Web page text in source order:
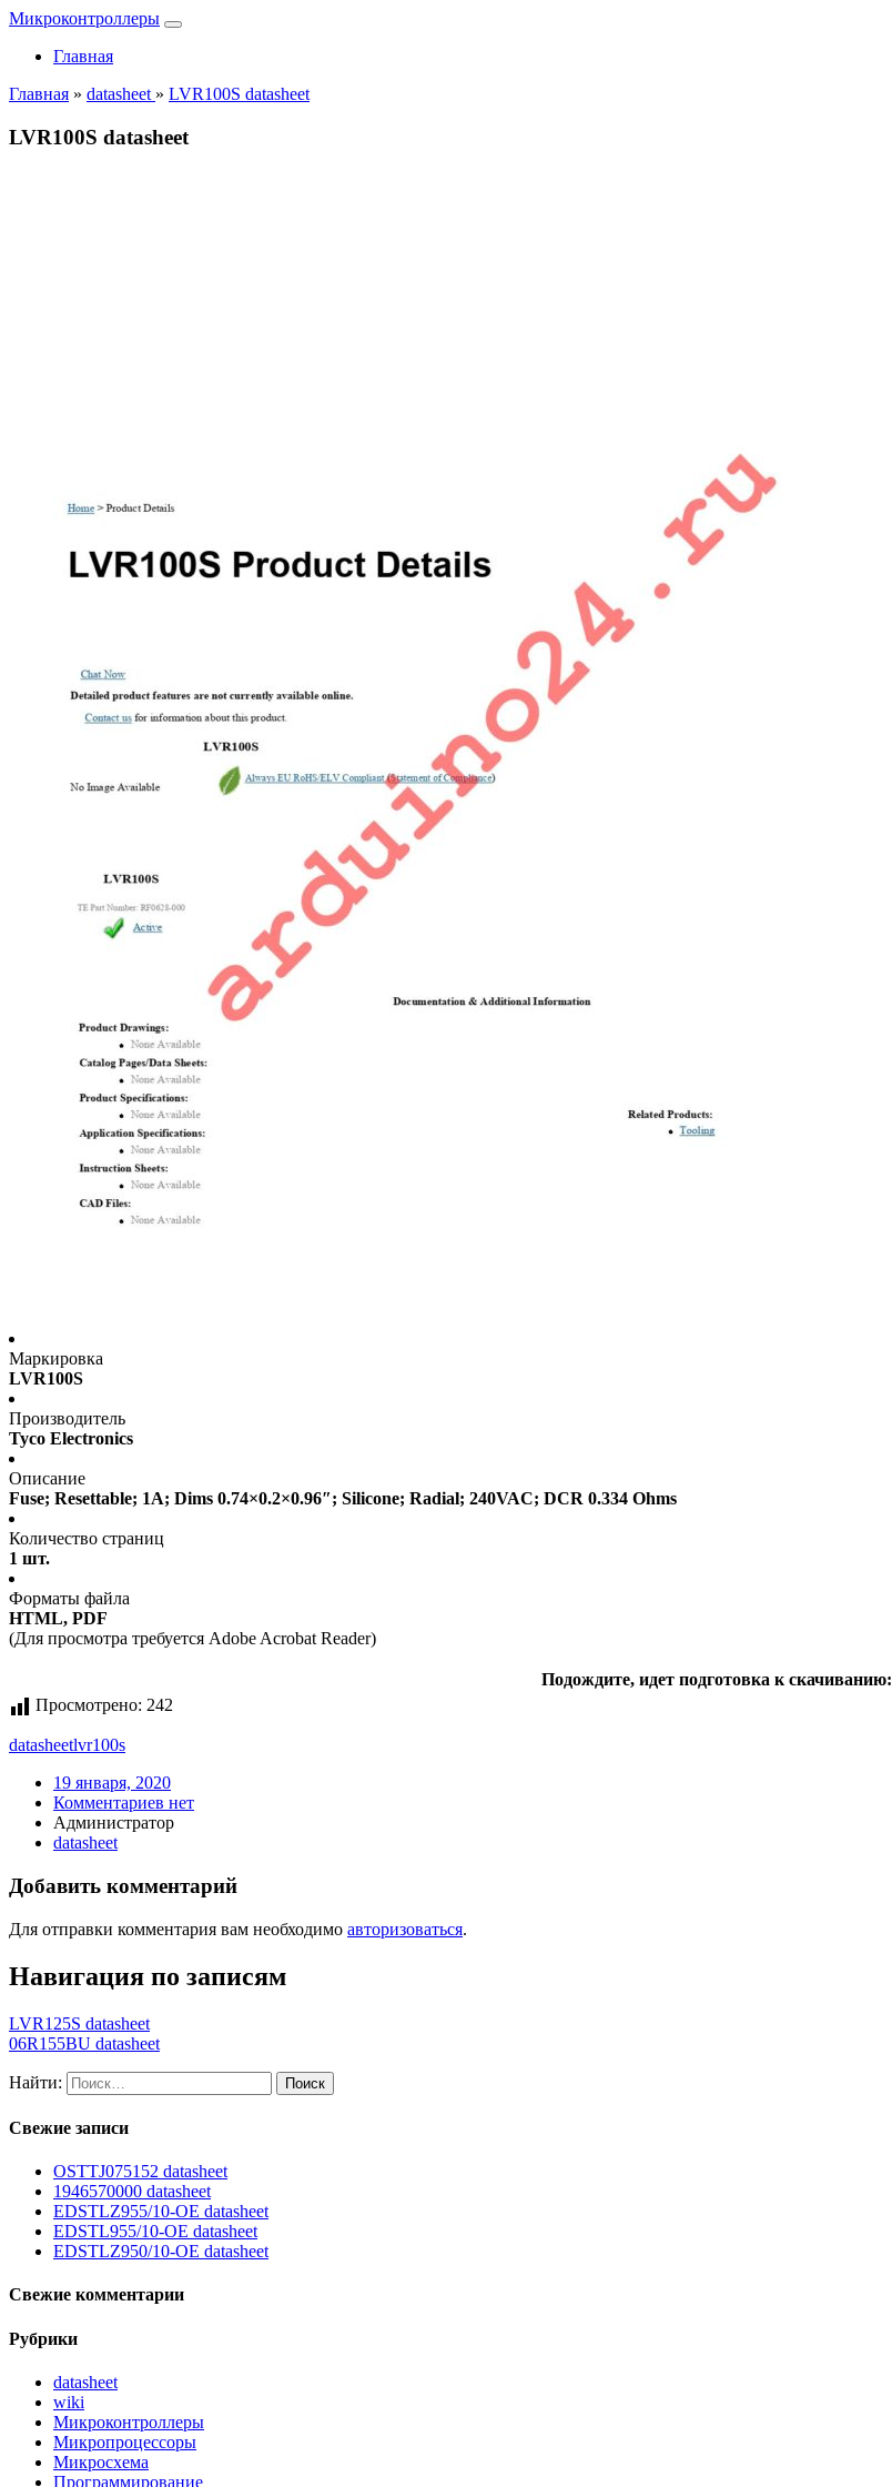
Микроконтроллеры
Главная
Главная » datasheet » LVR100S datasheet
LVR100S datasheet
Маркировка
LVR100S
Производитель
Tyco Electronics
Описание
Fuse; Resettable; 1A; Dims 0.74×0.2×0.96″; Silicone; Radial; 240VAC; DCR 0.334 Ohms
Количество страниц
1 шт.
Форматы файла
HTML, PDF
(Для просмотра требуется Adobe Acrobat Reader)
Подождите, идет подготовка к скачиванию:
Просмотрено: 242
datasheetlvr100s
19 января, 2020
Комментариев нет
Администратор
datasheet
Добавить комментарий
Для отправки комментария вам необходимо авторизоваться.
Навигация по записям
LVR125S datasheet
06R155BU datasheet
Найти:
Свежие записи
OSTTJ075152 datasheet
1946570000 datasheet
EDSTLZ955/10-OE datasheet
EDSTL955/10-OE datasheet
EDSTLZ950/10-OE datasheet
Свежие комментарии
Рубрики
datasheet
wiki
Микроконтроллеры
Микропроцессоры
Микросхема
Программирование